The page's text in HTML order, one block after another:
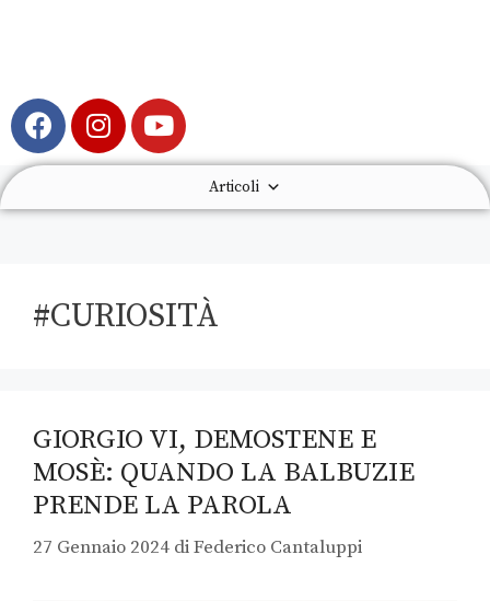
Articoli
#CURIOSITÀ
GIORGIO VI, DEMOSTENE E
MOSÈ: QUANDO LA BALBUZIE
PRENDE LA PAROLA
27 Gennaio 2024 diFederico Cantaluppi